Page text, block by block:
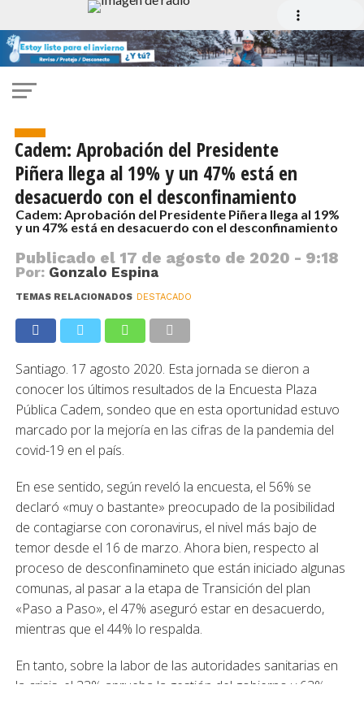
Cadem: Aprobación del Presidente
Piñera llega al 19% y un 47% está en
desacuerdo con el desconfinamiento
Cadem: Aprobación del Presidente Piñera llega al 19%
y un 47% está en desacuerdo con el desconfinamiento
Publicado el 17 de agosto de 2020 - 9:18
Por: Gonzalo Espina
TEMAS RELACIONADOS DESTACADO
Santiago. 17 agosto 2020. Esta jornada se dieron a
conocer los últimos resultados de la Encuesta Plaza
Pública Cadem, sondeo que en esta oportunidad estuvo
marcado por la mejoría en las cifras de la pandemia del
covid-19 en el país.
En ese sentido, según reveló la encuesta, el 56% se
declaró «muy o bastante» preocupado de la posibilidad
de contagiarse con coronavirus, el nivel más bajo de
temor desde el 16 de marzo. Ahora bien, respecto al
proceso de desconfinamineto que están iniciado algunas
comunas, al pasar a la etapa de Transición del plan
«Paso a Paso», el 47% aseguró estar en desacuerdo,
mientras que el 44% lo respalda.
En tanto, sobre la labor de las autoridades sanitarias en
la crisis, el 33% aprueba la gestión del gobierno y 63%